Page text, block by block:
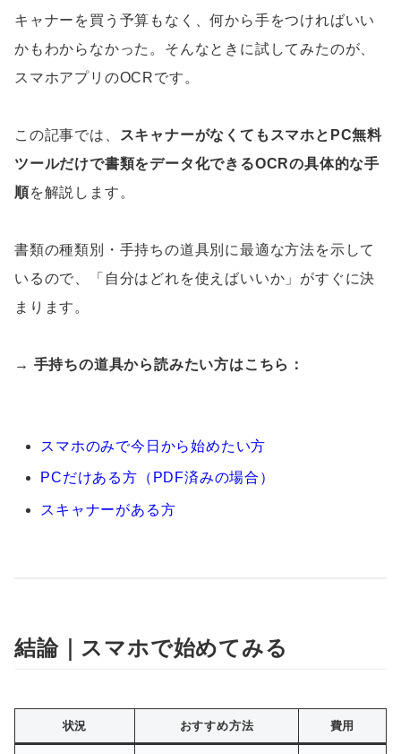
キャナーを買う予算もなく、何から手をつければいい
かもわからなかった。そんなときに試してみたのが、
スマホアプリのOCRです。
この記事では、
スキャナーがなくてもスマホとPC無料
ツールだけで書類をデータ化できるOCRの具体的な手
順を解説します。
書類の種類別・手持ちの道具別に最適な方法を示して
いるので、「自分はどれを使えばいいか」がすぐに決
まります。
→ 手持ちの道具から読みたい方はこちら：
スマホのみで今日から始めたい方
PCだけある方（PDF済みの場合）
スキャナーがある方
結論｜スマホで始めてみる
状況 おすすめ方法 費用